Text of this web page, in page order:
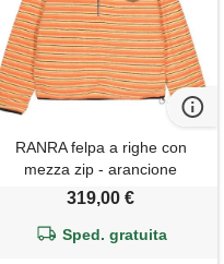
RANRA felpa a righe con
mezza zip - arancione
319,00 €
Sped. gratuita